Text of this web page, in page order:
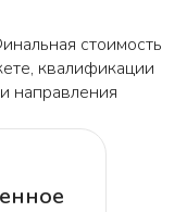
стоимость
квалификации
направления